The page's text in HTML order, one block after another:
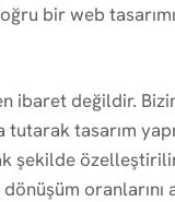
bir web tasarımı
ibaret değildir.
tutarak tasarım
şekilde
oranlarını